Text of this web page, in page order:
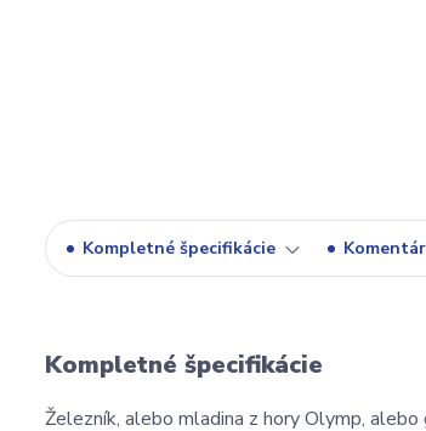
Kompletné špecifikácie
Kompletné špecifikácie
Železník, alebo mladina z hory Olymp,